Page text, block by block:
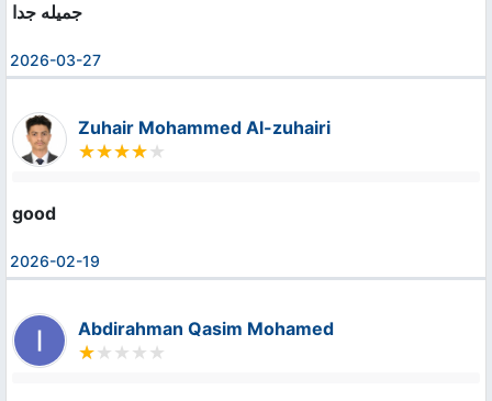
جميله جدا
2026-03-27
Zuhair Mohammed Al-zuhairi
good
2026-02-19
Abdirahman Qasim Mohamed